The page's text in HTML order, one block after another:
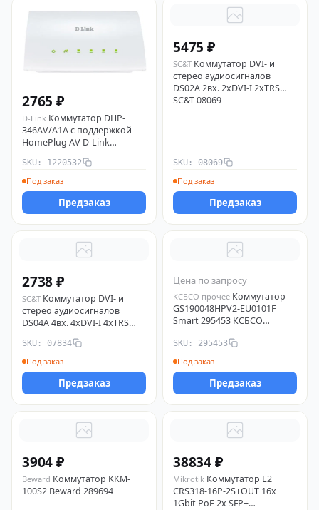
2765 ₽
D-Link Коммутатор DHP-
346AV/A1A с поддержкой
HomePlug AV D-Link
SKU: 1220532
Под заказ
Предзаказ
5475 ₽
SC&T Коммутатор DVI- и
стерео аудиосигналов
DS02A 2вх. 2хDVI-I 2хTRS
SC&T 08069
SKU: 08069
Под заказ
Предзаказ
2738 ₽
SC&T Коммутатор DVI- и
стерео аудиосигналов
DS04A 4вх. 4хDVI-I 4хTRS
SKU: 07834
Под заказ
Предзаказ
Цена по запросу
КСБСО прочее Коммутатор
GS190048HPV2-EU0101F
Smart 295453 КСБСО
SKU: 295453
Под заказ
Предзаказ
3904 ₽
Beward Коммутатор KKM-
100S2 Beward 289694
38834 ₽
Mikrotik Коммутатор L2
CRS318-16P-2S+OUT 16x
1Gbit PoE 2x SFP+